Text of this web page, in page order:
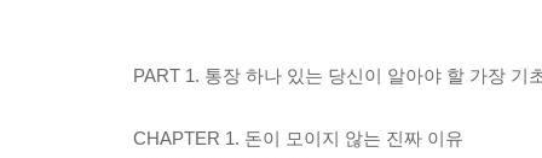
PART 1. 통장 하나 있는 당신이 알아야 할 가장 기
CHAPTER 1. 돈이 모이지 않는 진짜 이유